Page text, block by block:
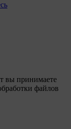
вы принимаете
файлов